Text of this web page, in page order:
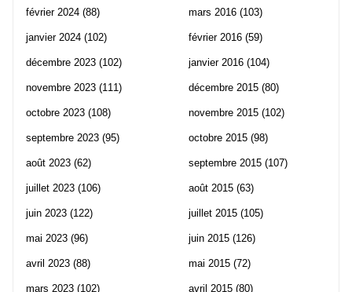
février 2024 (88)
janvier 2024 (102)
décembre 2023 (102)
novembre 2023 (111)
octobre 2023 (108)
septembre 2023 (95)
août 2023 (62)
juillet 2023 (106)
juin 2023 (122)
mai 2023 (96)
avril 2023 (88)
mars 2023 (102)
mars 2016 (103)
février 2016 (59)
janvier 2016 (104)
décembre 2015 (80)
novembre 2015 (102)
octobre 2015 (98)
septembre 2015 (107)
août 2015 (63)
juillet 2015 (105)
juin 2015 (126)
mai 2015 (72)
avril 2015 (80)